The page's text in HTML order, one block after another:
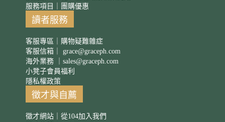
服務項目｜團購優惠
讀者服務
客服專區｜購物疑難雜症
客服信箱｜ grace@graceph.com
海外業務 ｜ sales@graceph.com
小凳子會員福利
隱私權政策
徵才與自薦
徵才網站｜從104加入我們